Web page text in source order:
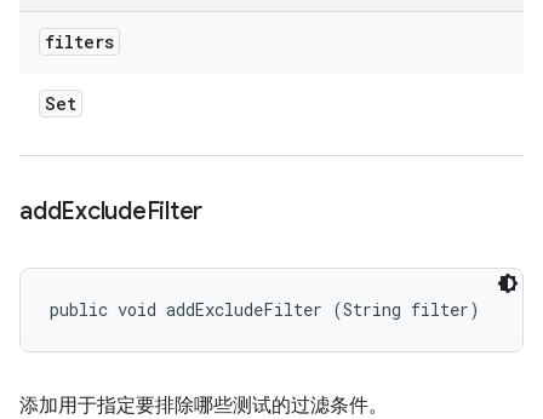
filters
Set
addExcludeFilter
public void addExcludeFilter (String filter)
添加用于指定要排除哪些测试的过滤条件。